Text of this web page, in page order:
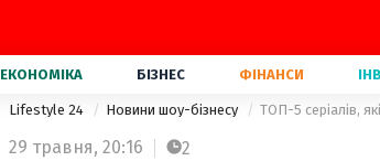
ЕКОНОМІКА БІЗНЕС ФІНАНСИ
Lifestyle 24 Новини шоу-бізнесу ТОП-5 серіалів,
29 травня, 20:16 2